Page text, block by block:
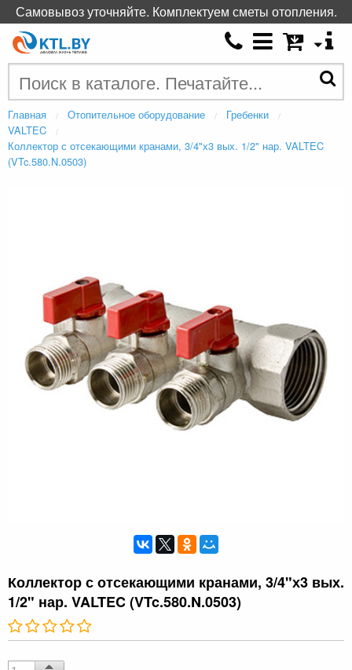
Главная Отопительное оборудование
Гребенки
VALTEC
Коллектор с отсекающими кранами, 3/4"х3 вых. 1/2" нар. VALTEC
(VTc.580.N.0503)
Коллектор с отсекающими кранами, 3/4"х3 вых.
1/2" нар. VALTEC (VTc.580.N.0503)
Самовывоз уточняйте. Комплектуем сметы отопления.